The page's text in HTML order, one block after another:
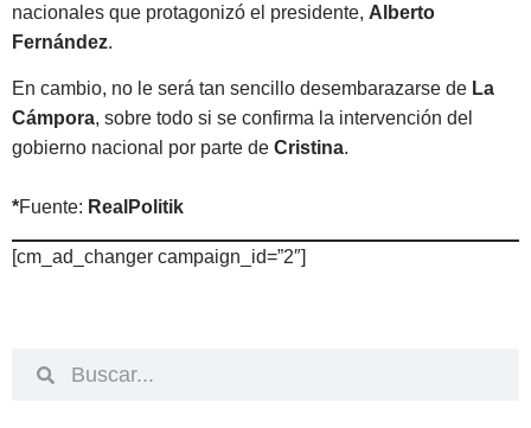
nacionales que protagonizó el presidente, Alberto
Fernández.
En cambio, no le será tan sencillo desembarazarse de La
Cámpora, sobre todo si se confirma la intervención del
gobierno nacional por parte de Cristina.
*Fuente: RealPolitik
[cm_ad_changer campaign_id=”2″]